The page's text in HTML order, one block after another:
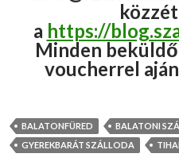
a https://
Minden
voucherrel
BALATONFÜRED
BALATONI
GYEREKBARÁT SZÁLLODA